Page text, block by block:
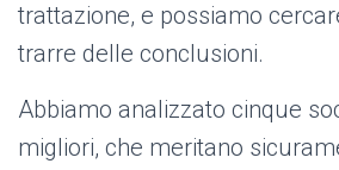
trattazione, e possiamo
trarre delle conclusioni.
Abbiamo analizzato cinque
migliori, che meritano